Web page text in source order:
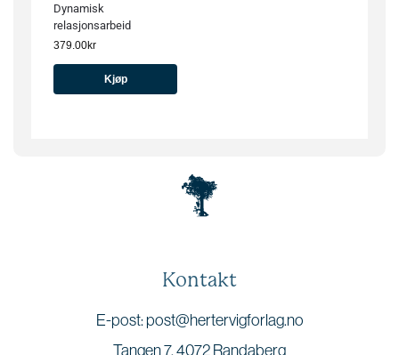
Dynamisk
relasjonsarbeid
379.00kr
Kjøp
Kontakt
E-post: post@hertervigforlag.no
Tangen 7, 4072 Randaberg